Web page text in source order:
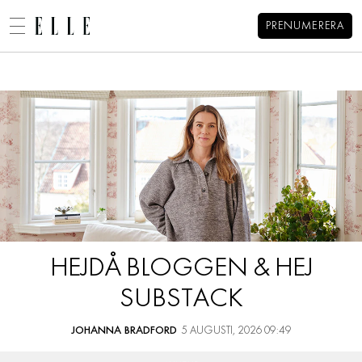
PRENUMERERA
BEAUTY
DECORATION
MAT & VIN
VIDEO
BLOGGAR
Johanna Bradfords blogg MENY
HEM
OM JOHANNA
KATEGORIER
ARKIV
KONTAKT
HEJDÅ BLOGGEN & HEJ
SUBSTACK
JOHANNA BRADFORD 5 AUGUSTI, 2026 09:49